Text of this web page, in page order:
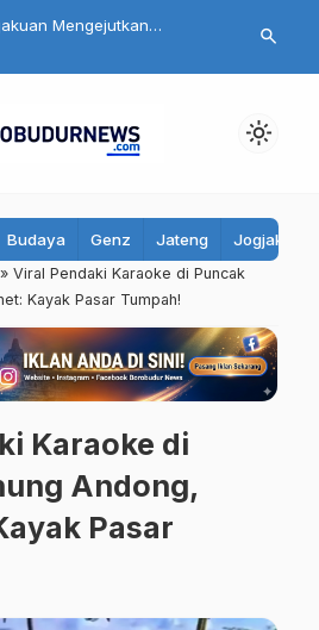
Mengejutkan
Murka Usai Digerayangi
Daftar 8
Yurizal,
search
light_mode
Budaya Genz Jateng Jogjakarta
» Viral Pendaki Karaoke di Puncak
Kayak Pasar Tumpah!
Karaoke di
Andong,
Pasar